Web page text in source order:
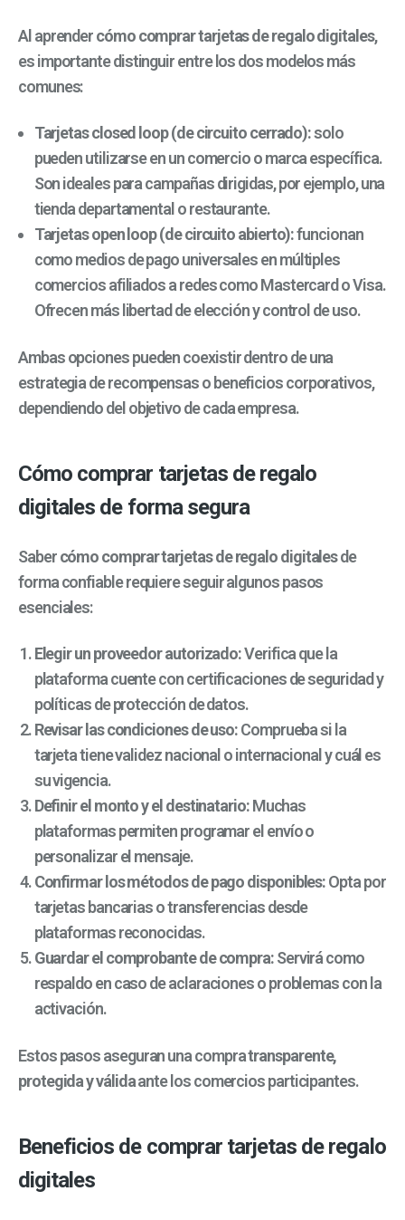
Al aprendercómo comprar tarjetas de regalo digitales,
es importante distinguir entre los dos modelos más
comunes:
Tarjetas closed loop (de circuito cerrado):solo
pueden utilizarse en un comercio o marca específica.
Son ideales para campañas dirigidas, por ejemplo, una
tienda departamental o restaurante.
Tarjetas open loop (de circuito abierto):funcionan
como medios de pago universales en múltiples
comercios afiliados a redes como Mastercard o Visa.
Ofrecen más libertad de elección y control de uso.
Ambas opciones pueden coexistir dentro de una
estrategia de recompensas o beneficios corporativos,
dependiendo del objetivo de cada empresa.
Cómo comprar tarjetas de regalo
digitales de forma segura
Sabercómo comprar tarjetas de regalo digitalesde
forma confiable requiere seguir algunos pasos
esenciales:
Elegir un proveedor autorizado:Verifica que la
plataforma cuente con certificaciones de seguridad y
políticas de protección de datos.
Revisar las condiciones de uso:Comprueba si la
tarjeta tiene validez nacional o internacional y cuál es
su vigencia.
Definir el monto y el destinatario:Muchas
plataformas permiten programar el envío o
personalizar el mensaje.
Confirmar los métodos de pago disponibles:Opta por
tarjetas bancarias o transferencias desde
plataformas reconocidas.
Guardar el comprobante de compra:Servirá como
respaldo en caso de aclaraciones o problemas con la
activación.
Estos pasos aseguran una compratransparente,
protegida y válidaante los comercios participantes.
Beneficios de comprar tarjetas de regalo
digitales